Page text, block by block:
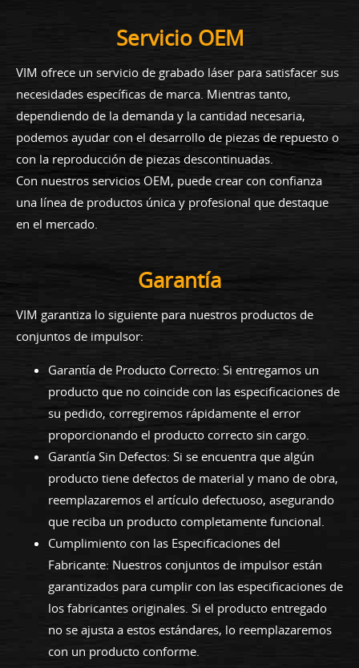
Servicio OEM
VIM ofrece un servicio de grabado láser para satisfacer sus
necesidades específicas de marca. Mientras tanto,
dependiendo de la demanda y la cantidad necesaria,
podemos ayudar con el desarrollo de piezas de repuesto o
con la reproducción de piezas descontinuadas.
Con nuestros servicios OEM, puede crear con confianza
una línea de productos única y profesional que destaque
en el mercado.
Garantía
VIM garantiza lo siguiente para nuestros productos de
conjuntos de impulsor:
Garantía de Producto Correcto: Si entregamos un
producto que no coincide con las especificaciones de
su pedido, corregiremos rápidamente el error
proporcionando el producto correcto sin cargo.
Garantía Sin Defectos: Si se encuentra que algún
producto tiene defectos de material y mano de obra,
reemplazaremos el artículo defectuoso, asegurando
que reciba un producto completamente funcional.
Cumplimiento con las Especificaciones del
Fabricante: Nuestros conjuntos de impulsor están
garantizados para cumplir con las especificaciones de
los fabricantes originales. Si el producto entregado
no se ajusta a estos estándares, lo reemplazaremos
con un producto conforme.